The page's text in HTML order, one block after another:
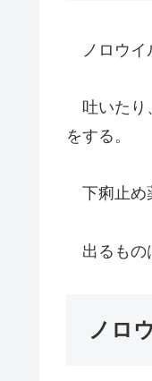
ノロウイ
吐いたり
をする。
下痢止め
出るもの
ノロ